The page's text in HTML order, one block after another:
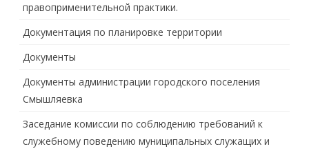
правоприменительной практики.
Документация по планировке территории
Документы
Документы администрации городского поселения
Смышляевка
Заседание комиссии по соблюдению требований к
служебному поведению муниципальных служащих и